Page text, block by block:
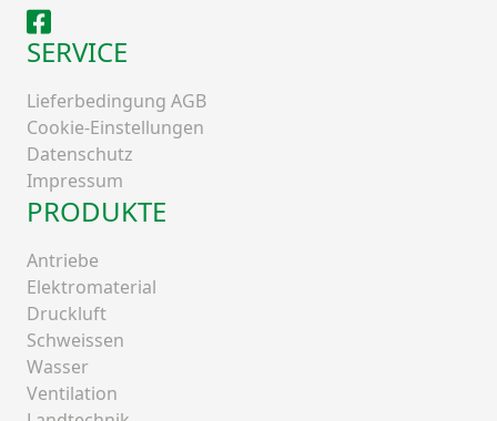
Facebook
SERVICE
Lieferbedingung AGB
Cookie-Einstellungen
Datenschutz
Impressum
PRODUKTE
Antriebe
Elektromaterial
Druckluft
Schweissen
Wasser
Ventilation